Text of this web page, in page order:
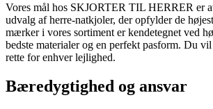
Vores mål hos SKJORTER TIL HERRER er
udvalg af herre-natkjoler, der opfylder de
mærker i vores sortiment er kendetegnet ved
bedste materialer og en perfekt pasform. Du
rette for enhver lejlighed.
Bæredygtighed og ansvar